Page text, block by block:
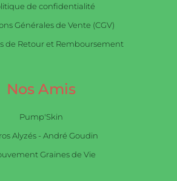
de confidentialité
Générales de Vente (CGV)
de Retour et Remboursement
Nos Amis
Pump'Skin
Alyzés - André Goudin
Graines de Vie